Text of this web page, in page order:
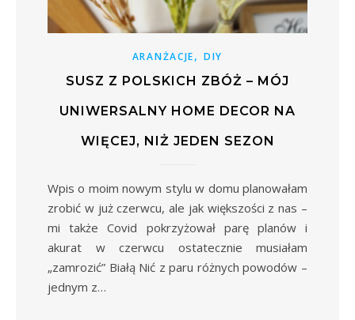
ARANŻACJE,DIY
SUSZ Z POLSKICH ZBÓŻ – MÓJ
UNIWERSALNY HOME DECOR NA
WIĘCEJ, NIŻ JEDEN SEZON
Wpis o moim nowym stylu w domu planowałam
zrobić w już czerwcu, ale jak większości z nas –
mi także Covid pokrzyżował parę planów i
akurat w czerwcu ostatecznie musiałam
„zamrozić” Białą Nić z paru różnych powodów –
jednym z…